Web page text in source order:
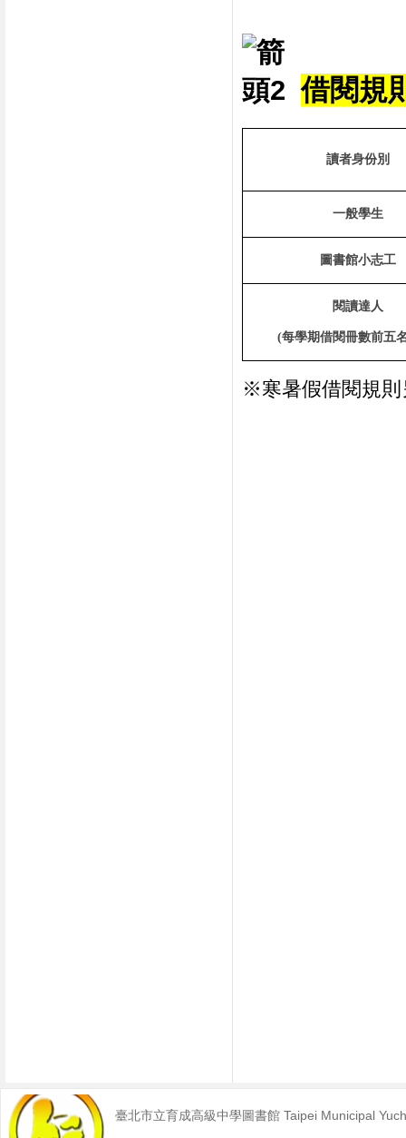
借閱規
讀者身份別
一般學生
圖書館小志工
閱讀達人
(每學期借閱冊數前五
※寒暑假借閱規則
臺北市立育成高級中學圖書館 Taipei Municipal